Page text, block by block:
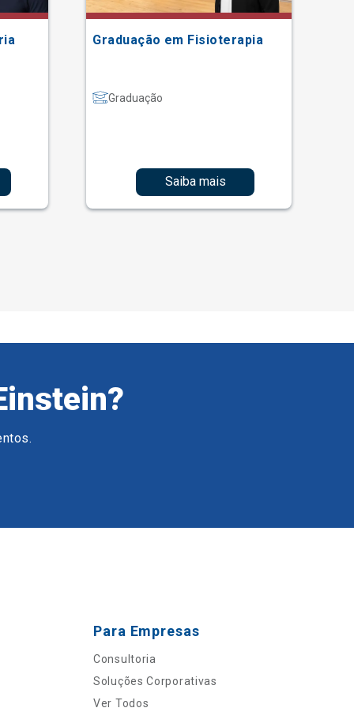
Graduação em Fisioterapia
Graduação
Saiba mais
Para Empresas
Consultoria
Soluções Corporativas
Ver Todos